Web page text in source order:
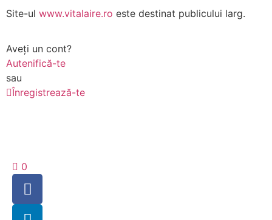
Site-ul www.vitalaire.ro este destinat publicului larg.
Aveți un cont?
Autenifică-te
sau
Înregistrează-te
0